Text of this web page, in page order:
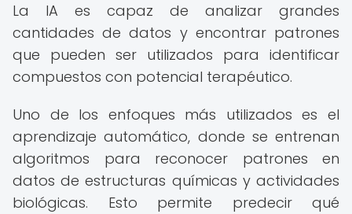
La IA es capaz de analizar grandes
cantidades de datos y encontrar patrones
que pueden ser utilizados para identificar
compuestos con potencial terapéutico.
Uno de los enfoques más utilizados es el
aprendizaje automático, donde se entrenan
algoritmos para reconocer patrones en
datos de estructuras químicas y actividades
biológicas. Esto permite predecir qué